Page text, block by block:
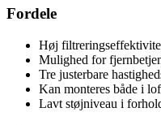
Fordele
Høj
Mulighed for
Tre justerbare
Kan monteres både i
Lavt støjniveau i